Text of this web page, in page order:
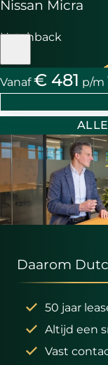
Nissan Micra
Hatchback
Vanaf€ 481 p/m
Daarom
50 jaar
Altijd een
Vast